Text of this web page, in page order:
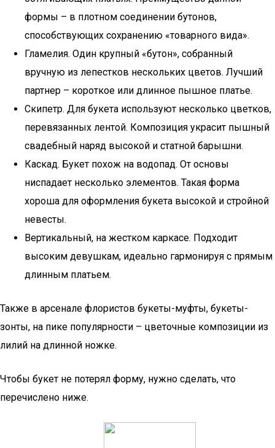
формы – в плотном соединении бутонов,
способствующих сохранению «товарного вида».
Гламелия. Один крупный «бутон», собранный
вручную из лепестков нескольких цветов. Лучший
партнер – короткое или длинное пышное платье.
Скипетр. Для букета используют несколько цветков,
перевязанных лентой. Композиция украсит пышный
свадебный наряд высокой и статной барышни.
Каскад. Букет похож на водопад. От основы
ниспадает несколько элементов. Такая форма
хороша для оформления букета высокой и стройной
невесты.
Вертикальный, на жестком каркасе. Подходит
высоким девушкам, идеально гармонируя с прямым
длинным платьем.
Также в арсенале флористов букеты-муфты, букеты-
зонты, на пике популярности – цветочные композиции из
лилий на длинной ножке.
Чтобы букет не потерял форму, нужно сделать, что
перечислено ниже.